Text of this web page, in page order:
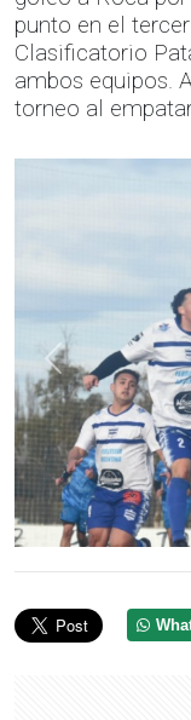
punto en el
Clasificatorio
ambos equipos.
torneo al
Anterior